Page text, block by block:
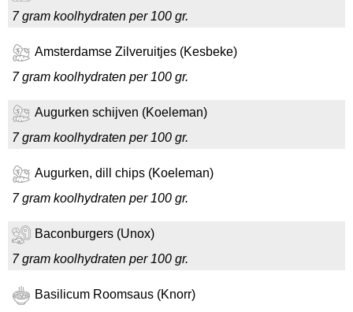
7 gram koolhydraten per 100 gr.
Amsterdamse Zilveruitjes (Kesbeke)
7 gram koolhydraten per 100 gr.
Augurken schijven (Koeleman)
7 gram koolhydraten per 100 gr.
Augurken, dill chips (Koeleman)
7 gram koolhydraten per 100 gr.
Baconburgers (Unox)
7 gram koolhydraten per 100 gr.
Basilicum Roomsaus (Knorr)